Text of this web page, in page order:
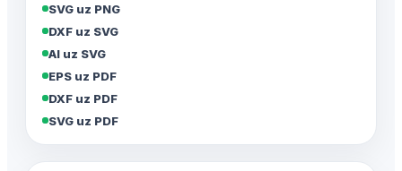
SVG uz PNG
DXF uz SVG
AI uz SVG
EPS uz PDF
DXF uz PDF
SVG uz PDF